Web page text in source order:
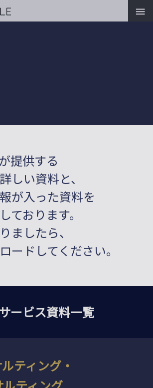

提供する
しい資料と、
が入った資料を
ております。
ましたら、
ードしてください。
ービス資料一覧
ティング・